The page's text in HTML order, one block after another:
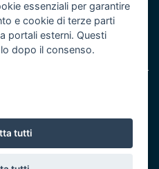
del POR Puglia 2014/2020 -
essenziali per garantire
e cookie di terze parti
portali esterni. Questi
dopo il consenso.
tutti